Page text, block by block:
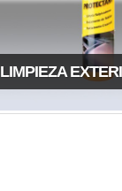
LIMPIEZA